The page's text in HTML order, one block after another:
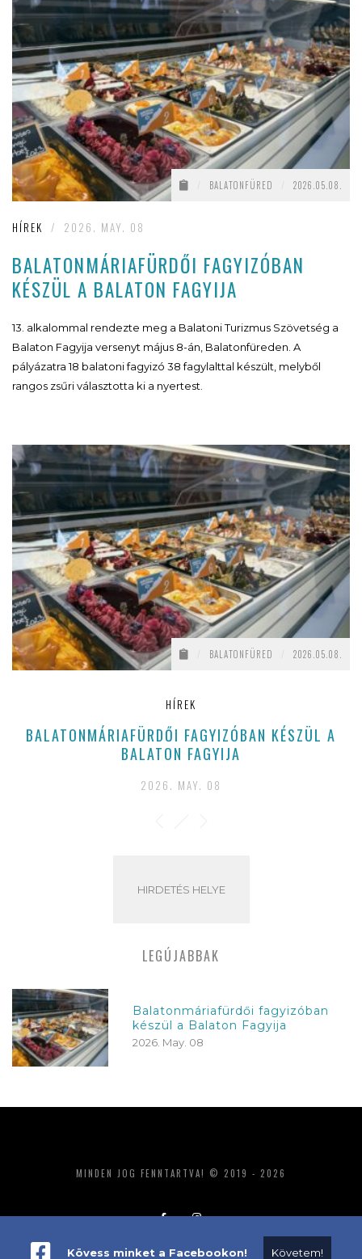
BALATONFÜRED 2026.05.08.
HÍREK / 2026. MAY. 08
BALATONMÁRIAFÜRDŐI FAGYIZÓBAN
KÉSZÜL A BALATON FAGYIJA
13. alkalommal rendezte meg a Balatoni Turizmus Szövetség a
Balaton Fagyija versenyt május 8-án, Balatonfüreden. A
pályázatra 18 balatoni fagyizó 38 fagylalttal készült, melyből
rangos zsűri választotta ki a nyertest.
BALATONFÜRED 2026.05.08.
HÍREK
BALATONMÁRIAFÜRDŐI FAGYIZÓBAN KÉSZÜL A
BALATON FAGYIJA
2026. MAY. 08
HIRDETÉS HELYE
LEGÚJABBAK
Balatonmáriafürdői fagyizóban
készül a Balaton Fagyija
2026. May. 08
MINDEN JOG FENNTARTVA! © 2019 - 2026
Kövess minket a Facebookon! Követem!